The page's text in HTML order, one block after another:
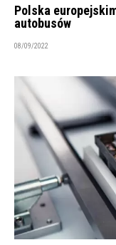
Polska
autobusów
08/09/2022